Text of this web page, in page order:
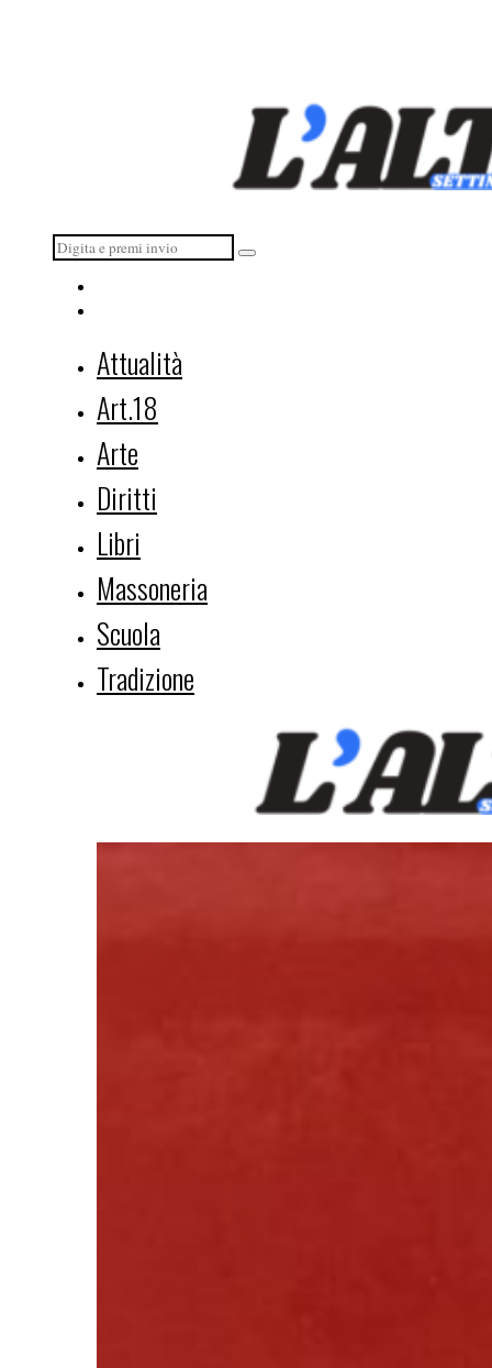
Attualità
Art.18
Arte
Diritti
Libri
Massoneria
Scuola
Tradizione